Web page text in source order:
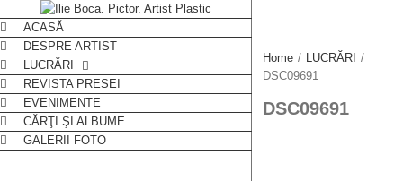
ACASĂ
DESPRE ARTIST
LUCRĂRI
REVISTA PRESEI
EVENIMENTE
CĂRŢI ŞI ALBUME
GALERII FOTO
Home / LUCRĂRI /
DSC09691
DSC09691